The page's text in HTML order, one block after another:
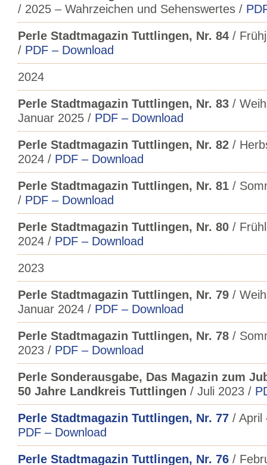
/ 2025 – Wahrzeichen und Sehenswertes /
Perle Stadtmagazin Tuttlingen, Nr. 84 /
/ PDF – Download
2024
Perle Stadtmagazin Tuttlingen, Nr. 83 /
Januar 2025 / PDF – Download
Perle Stadtmagazin Tuttlingen, Nr. 82 /
2024 / PDF – Download
Perle Stadtmagazin Tuttlingen, Nr. 81 /
/ PDF – Download
Perle Stadtmagazin Tuttlingen, Nr. 80 /
2024 / PDF – Download
2023
Perle Stadtmagazin Tuttlingen, Nr. 79 /
Januar 2024 / PDF – Download
Perle Stadtmagazin Tuttlingen, Nr. 78 /
2023 / PDF – Download
Perle Sonderausgabe, Das Magazin zum
50 Jahre Landkreis Tuttlingen / Juli 2023 /
Perle Stadtmagazin Tuttlingen, Nr. 77 / April
PDF – Download
Perle Stadtmagazin Tuttlingen, Nr. 76 /